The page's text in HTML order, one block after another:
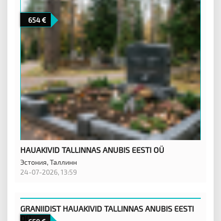
654
HAUAKIVID TALLINNAS ANUBIS EESTI OÜ
Эстония,Таллинн
24-07-2026, 13:59
GRANIIDIST HAUAKIVID TALLINNAS ANUBIS EESTI
OÜ